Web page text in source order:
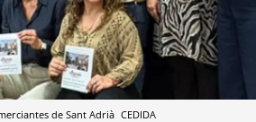
de Sant Adrià CEDIDA